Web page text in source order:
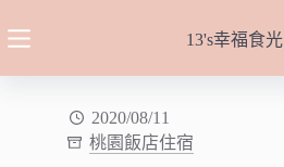
至
13's幸福食光
2020/08/11
桃園飯店住宿